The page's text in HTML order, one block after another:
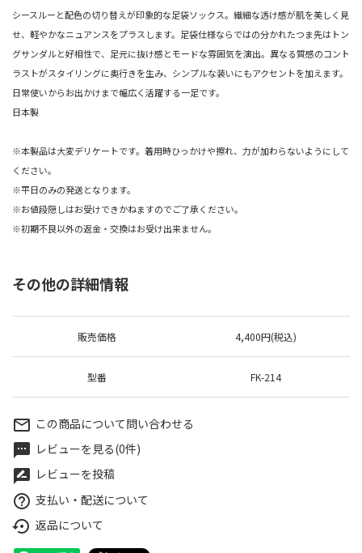
シースルーと配色の切り替えが印象的な足袋ソックス。繊細な透け感が肌を美しく見
せ、軽やかなニュアンスをプラスします。足袋仕様ならではの分かれたつま先はトン
グサンダルと好相性で、足元に抜け感とモードな雰囲気を演出。異なる質感のコント
ラストがスタイリングに奥行きを生み、シンプルな装いにもアクセントを加えます。
日常使いからお出かけまで幅広く活躍する一足です。
日本製
※本製品は大変デリケートです。着用時ひっかけや擦れ、力が加わらないようにして
ください。
※平日のみの発送となります。
※お値段隠しはお受けできかねますのでご了承ください。
※初期不良以外の返金・交換はお受け出来ません。
その他の詳細情報
販売価格 4,400円(税込)
型番 FK-214
mail_outline この商品について問い合わせる
textsms レビューを見る(0件)
rate_review レビューを投稿
help_outline 支払い・配送について
settings_backup_restore 返品について